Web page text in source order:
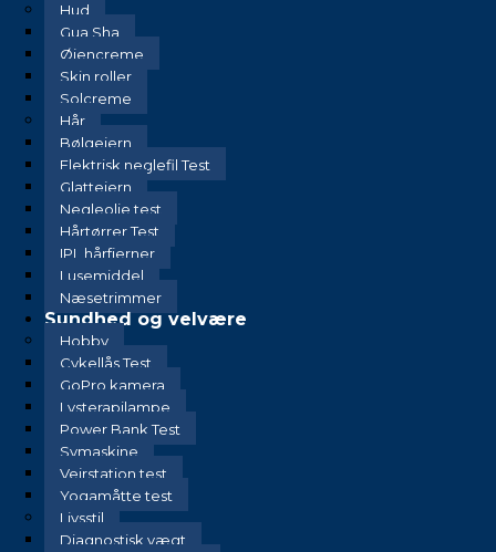
Hud
Gua Sha
Øjencreme
Skin roller
Solcreme
Hår
Bølgejern
Elektrisk neglefil Test
Glattejern
Negleolie test
Hårtørrer Test
IPL hårfjerner
Lusemiddel
Næsetrimmer
Sundhed og velvære
Hobby
Cykellås Test
GoPro kamera
Lysterapilampe
Power Bank Test
Symaskine
Vejrstation test
Yogamåtte test
Livsstil
Diagnostisk vægt